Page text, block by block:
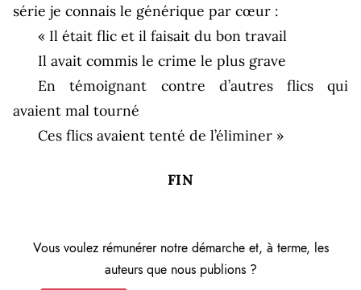
série je connais le générique par cœur :
« Il était flic et il faisait du bon travail
Il avait commis le crime le plus grave
En témoignant contre d’autres flics qui
avaient mal tourné
Ces flics avaient tenté de l’éliminer »
FIN
Vous voulez rémunérer notre démarche et, à terme, les
auteurs que nous publions ?